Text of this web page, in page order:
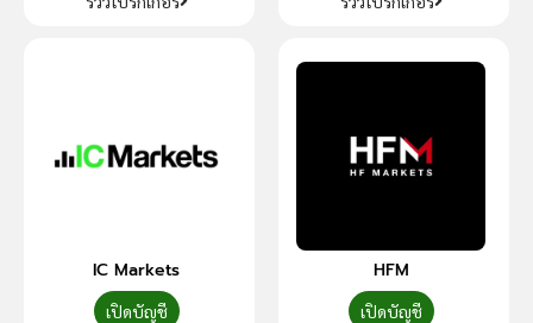
IC Markets
เปิดบัญชี
HFM
เปิดบัญชี